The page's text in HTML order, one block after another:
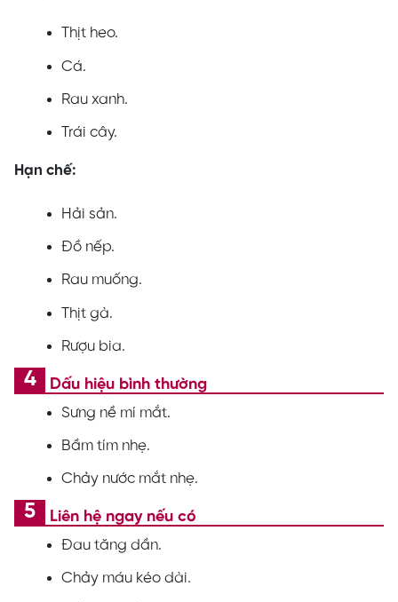
Thịt heo.
Cá.
Rau xanh.
Trái cây.
Hạn chế:
Hải sản.
Đồ nếp.
Rau muống.
Thịt gà.
Rượu bia.
Dấu hiệu bình thường
Sưng nề mí mắt.
Bầm tím nhẹ.
Chảy nước mắt nhẹ.
Liên hệ ngay nếu có
Đau tăng dần.
Chảy máu kéo dài.